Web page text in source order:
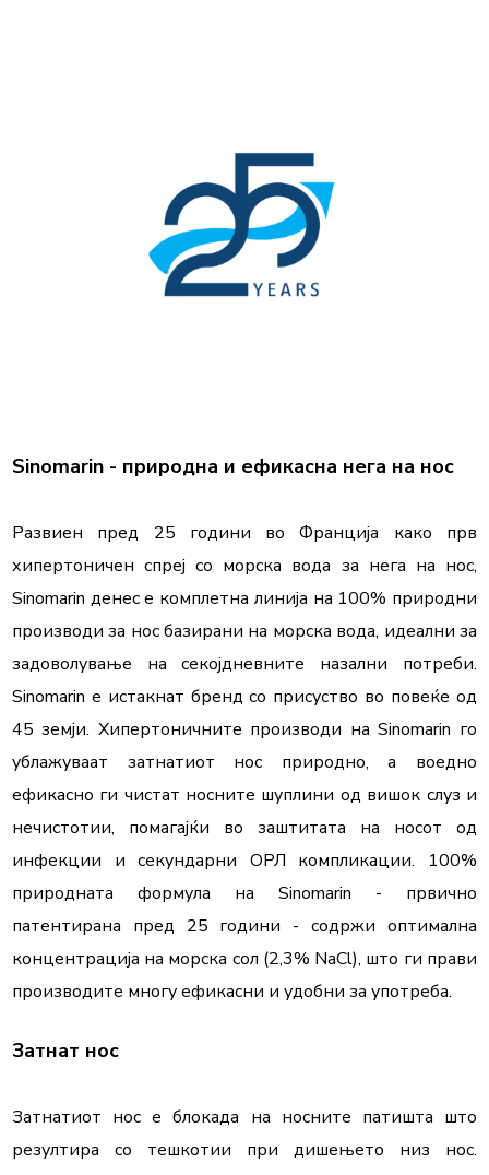
Sinomarin - природна и ефикасна нега на нос
Развиен пред 25 години во Франција како прв
хипертоничен спреј со морска вода за нега на нос,
Sinomarin денес е комплетна линија на 100% природни
производи за нос базирани на морска вода, идеални за
задоволување на секојдневните назални потреби.
Sinomarin е истакнат бренд со присуство во повеќе од
45 земји. Хипертоничните производи на Sinomarin го
ублажуваат затнатиот нос природно, а воедно
ефикасно ги чистат носните шуплини од вишок слуз и
нечистотии, помагајќи во заштитата на носот од
инфекции и секундарни ОРЛ компликации. 100%
природната формула на Sinomarin - првично
патентирана пред 25 години - содржи оптимална
концентрација на морска сол (2,3% NaCl), што ги прави
производите многу ефикасни и удобни за употреба.
Затнат нос
Затнатиот нос е блокада на носните патишта што
резултира со тешкотии при дишењето низ нос.